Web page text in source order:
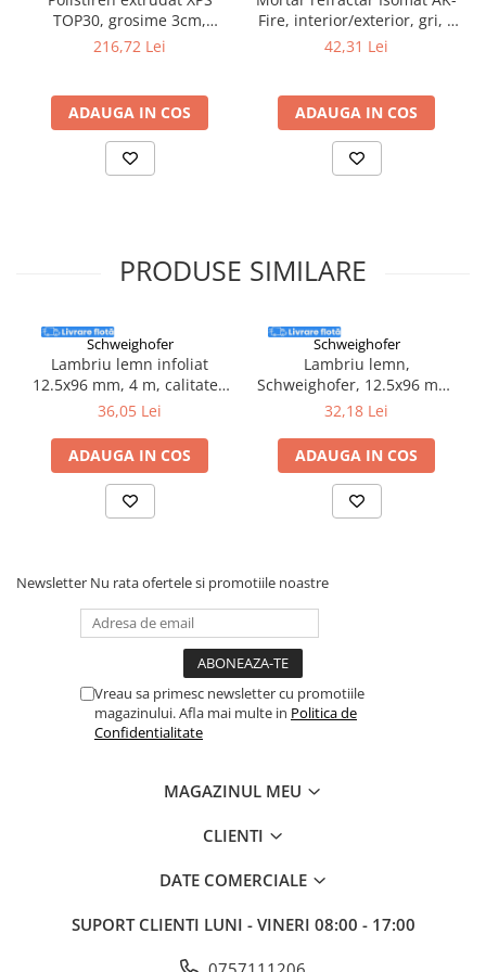
Silicon
Spuma
Plinta si accesorii
Izolatori parchet
Profile trecere
Benzi adezive
Chituri pentru rosturi
zugravit
Unelte pentru gresie si faianta
Acoperis
Sindrila bituminoasa si accesorii
Placi ondulate si accesorii
Folii acoperis
Prize, intrerupatoare si stechere
Intrerupatoare
Banda izolatoare
Cablu si tubulatura
Stalpi gard
TOP30, grosime 3cm,
1250x600x30mm,
216,72 Lei
ADAUGA IN COS
Fire, interior/exterior, gri, 5
kg
42,31 Lei
ADAUGA IN COS
PRODUSE SIMILARE
Schweighofer
Lambriu lemn infoliat
12.5x96 mm, 4 m, calitatea
B, 3.84 mp/pachet,
36,05 Lei
ADAUGA IN COS
Schweighofer
Lambriu lemn,
Schweighofer, 12.5x96 mm,
3 m, calitatea B
32,18 Lei
ADAUGA IN COS
Newsletter Nu rata ofertele si promotiile noastre
Vreau sa primesc newsletter cu promotiile
magazinului. Afla mai multe in Politica de
Confidentialitate
MAGAZINUL MEU
CLIENTI
DATE COMERCIALE
SUPORT CLIENTI LUNI - VINERI 08:00 - 17:00